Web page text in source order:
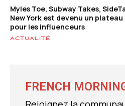
Myles Toe, Subway Takes,
New York est devenu un
pour les influenceurs
ACTUALITÉ
FRENCH